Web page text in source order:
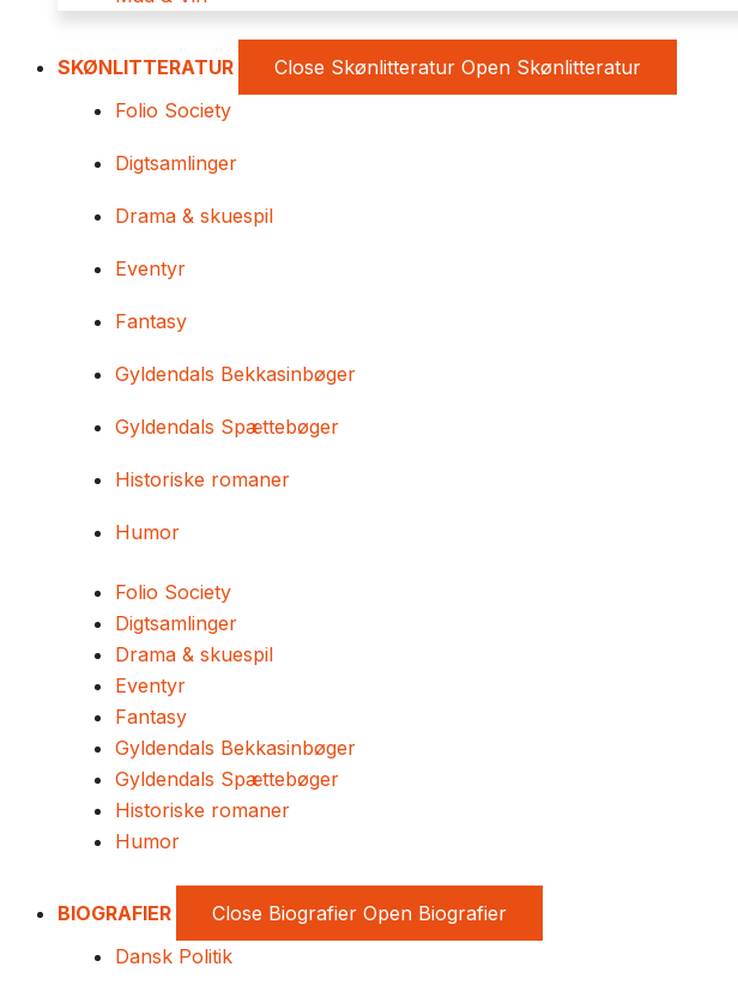
SKØNLITTERATUR Close Skønlitteratur Open Skønlitteratur
Folio Society
Digtsamlinger
Drama & skuespil
Eventyr
Fantasy
Gyldendals Bekkasinbøger
Gyldendals Spættebøger
Historiske romaner
Humor
Folio Society
Digtsamlinger
Drama & skuespil
Eventyr
Fantasy
Gyldendals Bekkasinbøger
Gyldendals Spættebøger
Historiske romaner
Humor
BIOGRAFIER Close Biografier Open Biografier
Dansk Politik